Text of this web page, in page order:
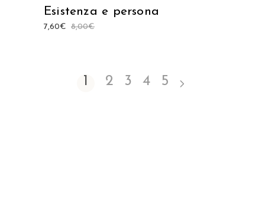
Esistenza e persona
8,00€
7,60€
1 2 3 4 5